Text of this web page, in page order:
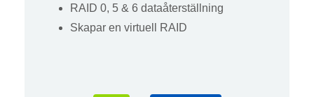
RAID 0, 5 & 6 dataåterställning
Skapar en virtuell RAID